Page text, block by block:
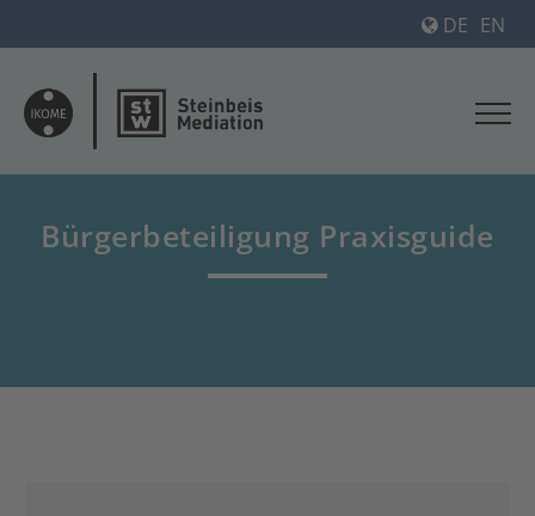
DE EN
Bürgerbeteiligung Praxisguide